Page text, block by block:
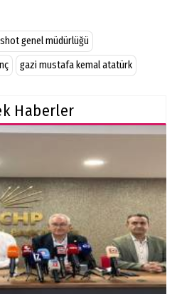
genel müdürlüğü
gazi mustafa kemal atatürk
Haberler